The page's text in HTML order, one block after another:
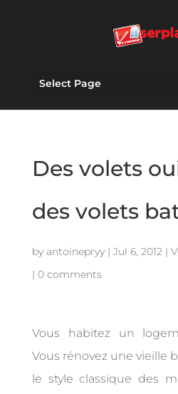
Select Page
Des volets
des volets
by antoinepryy| Jul 6, 2012|
| 0 comments
Vous habitez un
Vous rénovez une vieille
le style classique des